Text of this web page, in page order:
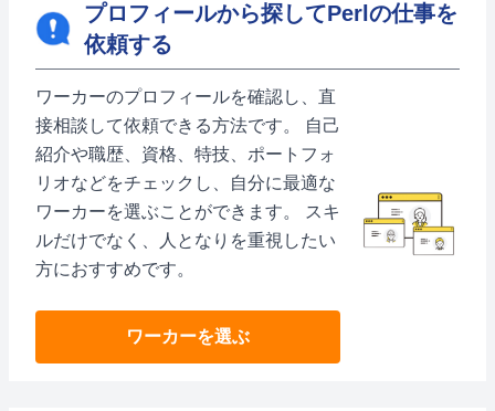
プロフィールから探してPerlの仕事を
依頼する
ワーカーのプロフィールを確認し、直
接相談して依頼できる方法です。 自己
紹介や職歴、資格、特技、ポートフォ
リオなどをチェックし、自分に最適な
ワーカーを選ぶことができます。 スキ
ルだけでなく、人となりを重視したい
方におすすめです。
ワーカーを選ぶ